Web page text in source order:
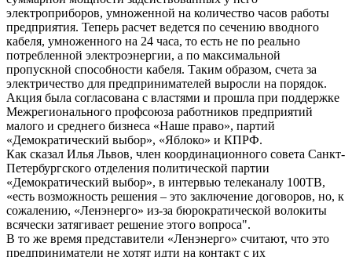
электроприборов, умноженной на количество часов работы
предприятия. Теперь расчет ведется по сечению вводного
кабеля, умноженного на 24 часа, то есть не по реально
потребленной электроэнергии, а по максимальной
пропускной способности кабеля. Таким образом, счета за
электричество для предпринимателей выросли на порядок.
Акция была согласована с властями и прошла при поддержке
Межрегионального профсоюза работников предприятий
малого и среднего бизнеса «Наше право», партий
«Демократический выбор», «Яблоко» и КПРФ.
Как сказал Илья Львов, член координационного совета Санкт-
Петербургского отделения политической партии
«Демократический выбор», в интервью телеканалу 100ТВ,
«есть возможность решения – это заключение договоров, но, к
сожалению, «Ленэнерго» из-за бюрократической волокиты
всячески затягивает решение этого вопроса".
В то же время представители «Ленэнерго» считают, что это
предприниматели не хотят идти на контакт с их